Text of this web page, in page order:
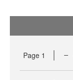
Page 1